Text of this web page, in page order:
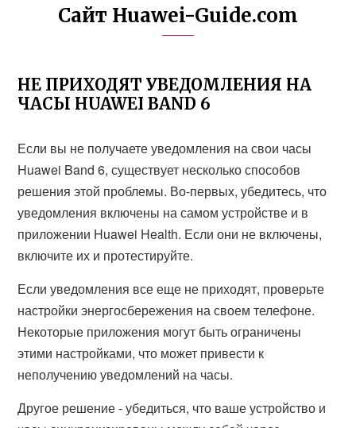
Сайт Huawei-Guide.com
НЕ ПРИХОДЯТ УВЕДОМЛЕНИЯ НА
ЧАСЫ HUAWEI BAND 6
Если вы не получаете уведомления на свои часы
Huawei Band 6, существует несколько способов
решения этой проблемы. Во-первых, убедитесь, что
уведомления включены на самом устройстве и в
приложении Huawei Health. Если они не включены,
включите их и протестируйте.
Если уведомления все еще не приходят, проверьте
настройки энергосбережения на своем телефоне.
Некоторые приложения могут быть ограничены
этими настройками, что может привести к
неполучению уведомлений на часы.
Другое решение - убедиться, что ваше устройство и